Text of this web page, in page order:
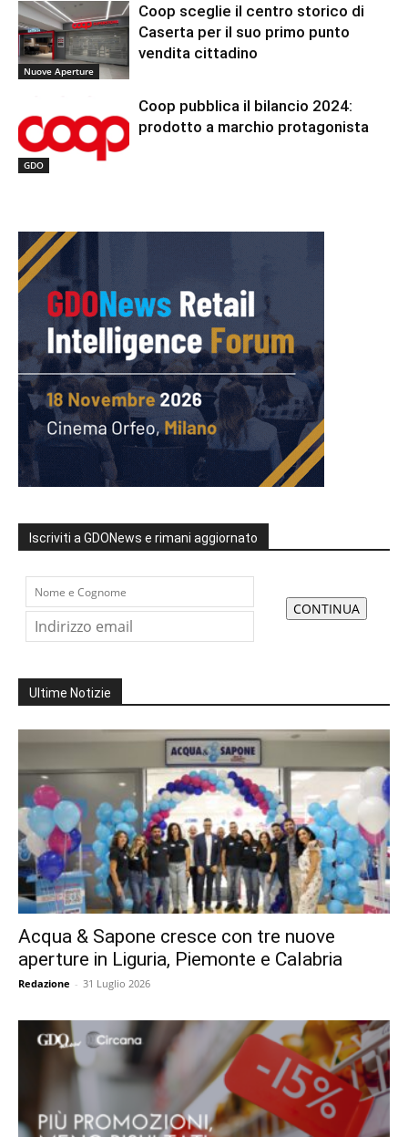
Nuove Aperture
Coop sceglie il centro storico di
Caserta per il suo primo punto
vendita cittadino
GDO
Coop pubblica il bilancio 2024:
prodotto a marchio protagonista
Iscriviti a GDONews e rimani aggiornato
Ultime Notizie
Acqua & Sapone cresce con tre nuove
aperture in Liguria, Piemonte e Calabria
Redazione - 31 Luglio 2026